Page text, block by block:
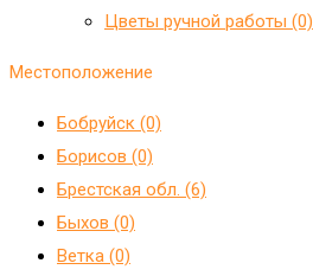
Цветы ручной работы (0)
Местоположение
Бобруйск (0)
Борисов (0)
Брестская обл. (6)
Быхов (0)
Ветка (0)